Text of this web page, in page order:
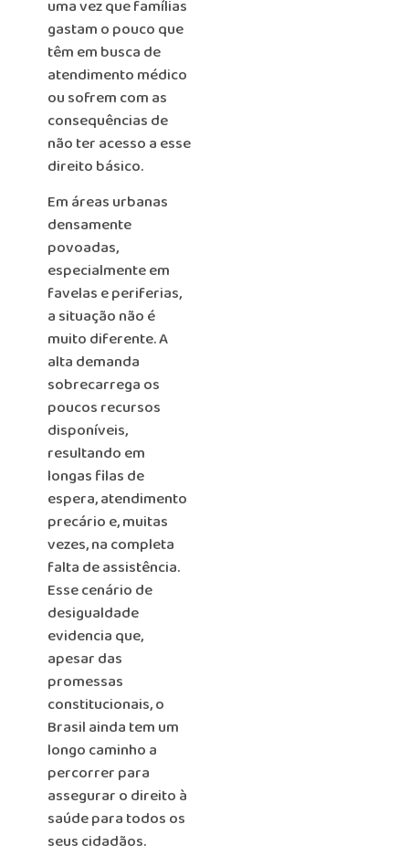
uma vez que famílias
gastam o pouco que
têm em busca de
atendimento médico
ou sofrem com as
consequências de
não ter acesso a esse
direito básico.
Em áreas urbanas
densamente
povoadas,
especialmente em
favelas e periferias,
a situação não é
muito diferente. A
alta demanda
sobrecarrega os
poucos recursos
disponíveis,
resultando em
longas filas de
espera, atendimento
precário e, muitas
vezes, na completa
falta de assistência.
Esse cenário de
desigualdade
evidencia que,
apesar das
promessas
constitucionais, o
Brasil ainda tem um
longo caminho a
percorrer para
assegurar o direito à
saúde para todos os
seus cidadãos.